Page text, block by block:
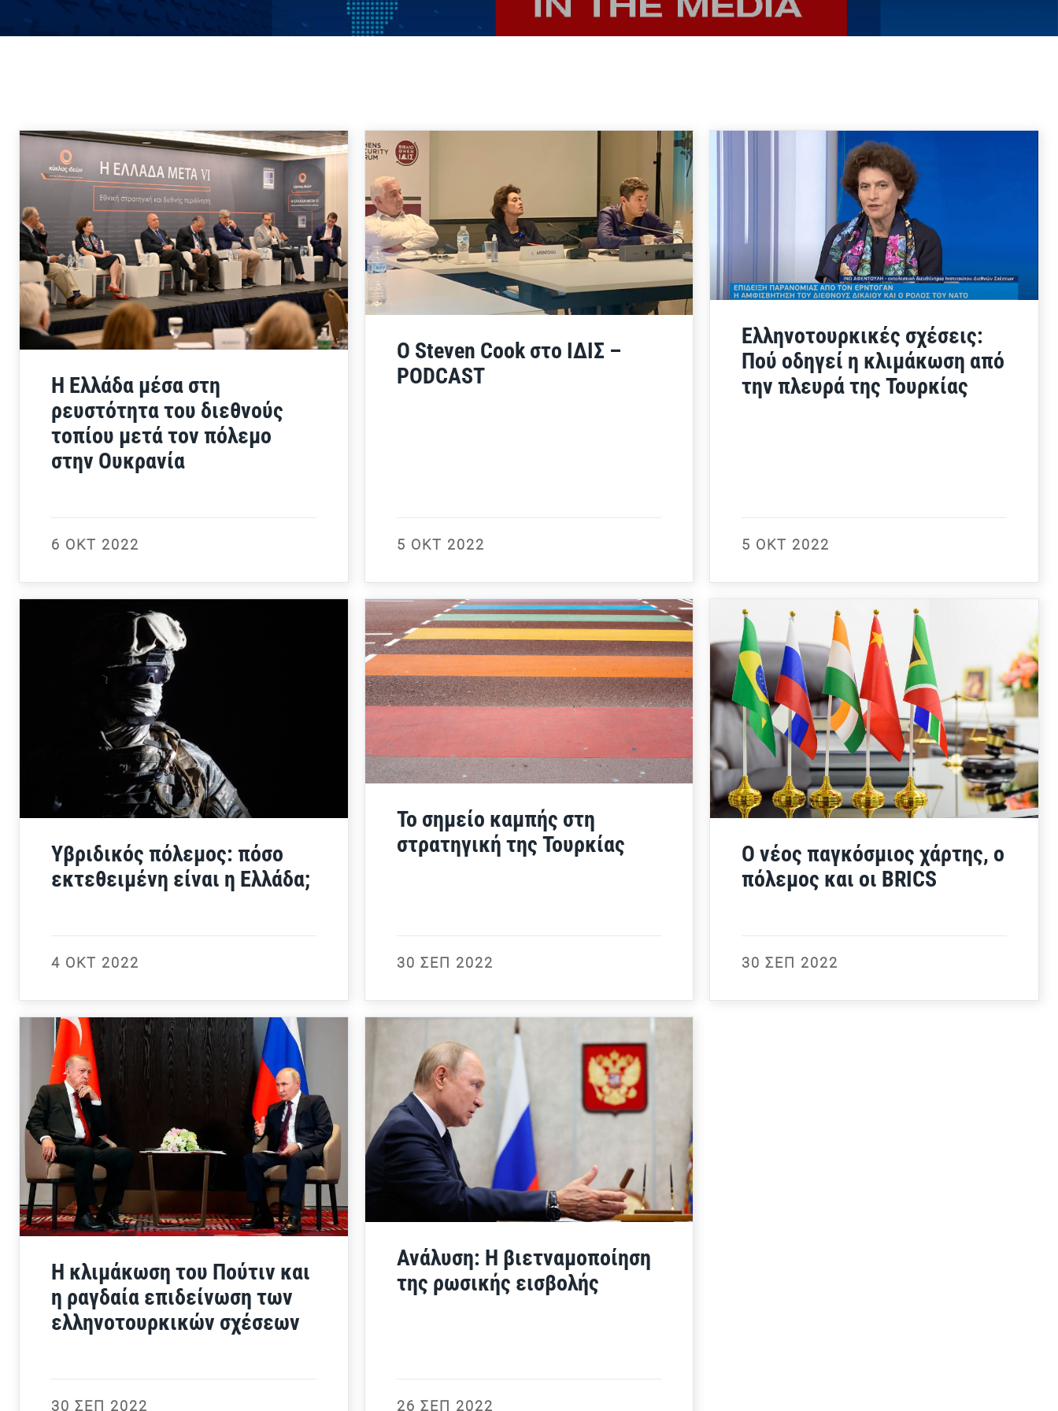
Η Ελλάδα μέσα στη
ρευστότητα του διεθνούς
τοπίου μετά τον πόλεμο
στην Ουκρανία
6 ΟΚΤ 2022
O Steven Cook στο ΙΔΙΣ –
PODCAST
5 ΟΚΤ 2022
Ελληνοτουρκικές σχέσεις:
Πού οδηγεί η κλιμάκωση από
την πλευρά της Τουρκίας
5 ΟΚΤ 2022
Υβριδικός πόλεμος: πόσο
εκτεθειμένη είναι η Ελλάδα;
4 ΟΚΤ 2022
Το σημείο καμπής στη
στρατηγική της Τουρκίας
30 ΣΕΠ 2022
Ο νέος παγκόσμιος χάρτης, ο
πόλεμος και οι BRICS
30 ΣΕΠ 2022
Η κλιμάκωση του Πούτιν και
η ραγδαία επιδείνωση των
ελληνοτουρκικών σχέσεων
30 ΣΕΠ 2022
Ανάλυση: Η βιετναμοποίηση
της ρωσικής εισβολής
26 ΣΕΠ 2022